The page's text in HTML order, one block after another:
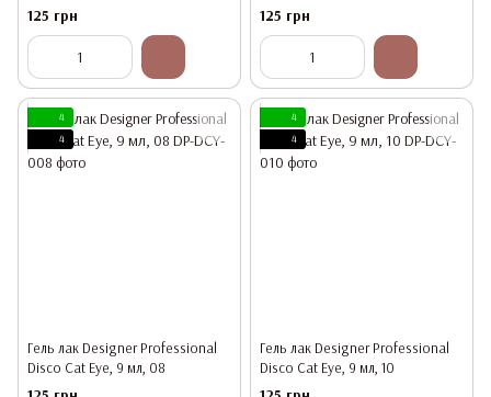
125 грн 125 грн
4
4
Гель лак Designer Professional
Disco Cat Eye, 9 мл, 08
4
4
Гель лак Designer Professional
Disco Cat Eye, 9 мл, 10